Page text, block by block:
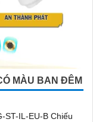
MÀU BAN ĐÊM
ST-IL-EU-B Chiếu